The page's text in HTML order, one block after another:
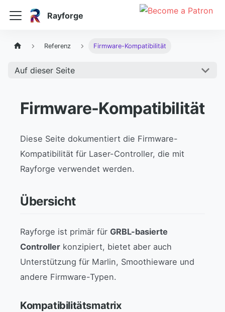
Rayforge
Referenz Firmware-Kompatibilität
Auf dieser Seite
Firmware-Kompatibilität
Diese Seite dokumentiert die Firmware-
Kompatibilität für Laser-Controller, die mit
Rayforge verwendet werden.
Übersicht
Rayforge ist primär für GRBL-basierte
Controller konzipiert, bietet aber auch
Unterstützung für Marlin, Smoothieware und
andere Firmware-Typen.
Kompatibilitätsmatrix